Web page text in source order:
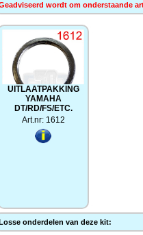
wordt om onderstaande
UITLAATPAKKING
YAMAHA
DT/RD/FS/ETC.
Art.nr: 1612
onderdelen van deze kit: